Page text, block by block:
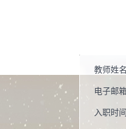
教师姓名
电子邮箱
入职时间